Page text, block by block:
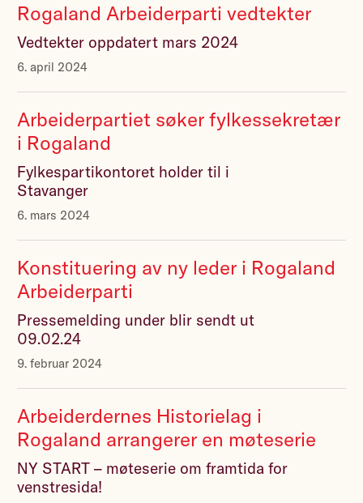
Rogaland Arbeiderparti vedtekter
6. april 2024
Vedtekter oppdatert mars 2024
Arbeiderpartiet søker fylkessekretær
i Rogaland
6. mars 2024
Fylkespartikontoret holder til i
Stavanger
Konstituering av ny leder i Rogaland
Arbeiderparti
9. februar 2024
Pressemelding under blir sendt ut
09.02.24
Arbeiderdernes Historielag i
Rogaland arrangerer en møteserie
NY START – møteserie om framtida for
venstresida!